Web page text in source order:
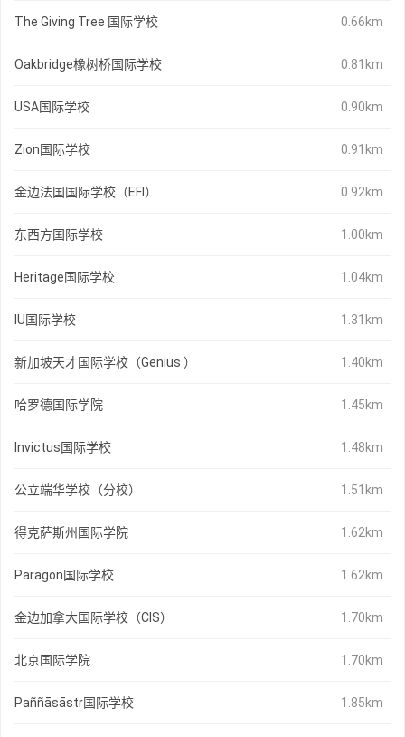
The Giving Tree 国际学校 0.66km
Oakbridge橡树桥国际学校 0.81km
USA国际学校 0.90km
Zion国际学校 0.91km
金边法国国际学校（EFI） 0.92km
东西方国际学校 1.00km
Heritage国际学校 1.04km
IU国际学校 1.31km
新加坡天才国际学校（Genius ） 1.40km
哈罗德国际学院 1.45km
Invictus国际学校 1.48km
公立端华学校（分校） 1.51km
得克萨斯州国际学院 1.62km
Paragon国际学校 1.62km
金边加拿大国际学校（CIS） 1.70km
北京国际学院 1.70km
Paññāsāstr国际学校 1.85km